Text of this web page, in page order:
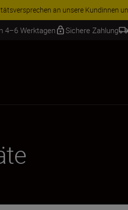
4–6 Werktagen Sichere Zahlung